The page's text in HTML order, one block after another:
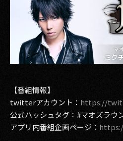
2020
2019
2018
2016
2015
【番組情報】
twitterアカウント： https://
公式ハッシュタグ：#マオズラウ
アプリ内番組企画ページ：